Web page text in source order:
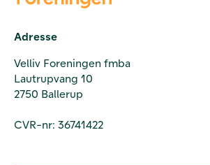
Adresse
Velliv Foreningen fmba
Lautrupvang 10
2750 Ballerup
CVR-nr: 36741422